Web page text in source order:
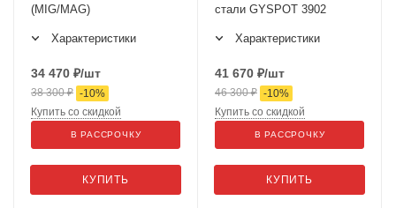
(MIG/MAG)
Характеристики
34 470 ₽/шт
38 300₽ -10%
КУПИТЬ
Купить со скидкой
В РАССРОЧКУ
стали GYSPOT 3902
Характеристики
41 670 ₽/шт
46 300₽ -10%
КУПИТЬ
Купить со скидкой
В РАССРОЧКУ